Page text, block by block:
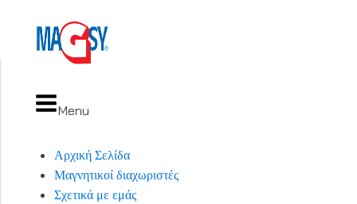
Menu
Αρχική Σελίδα
Μαγνητικοί διαχωριστές
Σχετικά με εμάς